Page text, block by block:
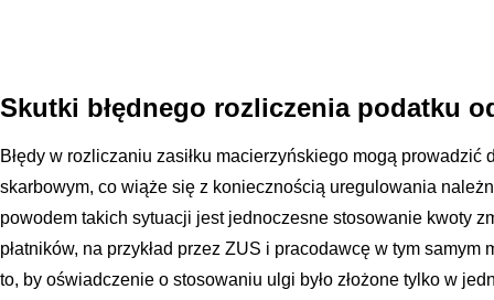
Skutki błędnego rozliczenia podatku
Błędy w rozliczaniu zasiłku macierzyńskiego mogą prowadzić
skarbowym, co wiąże się z koniecznością uregulowania
powodem takich sytuacji jest jednoczesne stosowanie kwoty
płatników, na przykład przez ZUS i pracodawcę w tym
to, by oświadczenie o stosowaniu ulgi było złożone tylko w